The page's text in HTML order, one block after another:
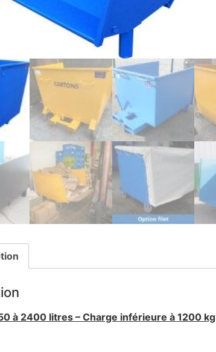
à 2400 litres – Charge inférieure à 1200 kg